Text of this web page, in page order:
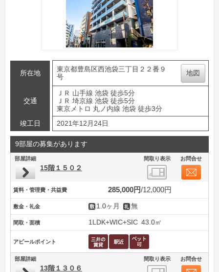
所在地
東京都豊島区西池袋三丁目２２番９
号
地図
交通
ＪＲ 山手線 池袋 徒歩5分
ＪＲ 埼京線 池袋 徒歩5分
東京メトロ 丸ノ内線 池袋 徒歩3分
竣工日
2021年12月24日
9部屋の募集があります
部屋詳細 間取り表示 お問合せ
15階１５０２
賃料・管理費・共益費 285,000円 12,000円
敷金・礼金 1.0ヶ月 無
間取・面積 1LDK+WIC+SIC 43.0㎡
アピールポイント
部屋詳細 間取り表示 お問合せ
13階１３０６